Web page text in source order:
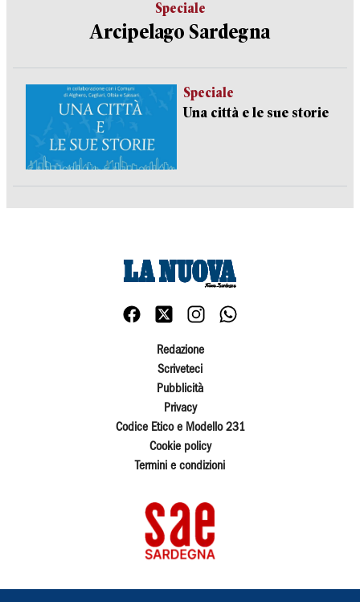
Speciale
Arcipelago Sardegna
Speciale
Una città e le sue storie
Redazione
Scriveteci
Pubblicità
Privacy
Codice Etico e Modello 231
Cookie policy
Termini e condizioni